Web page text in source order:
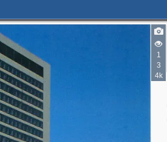
1
3
4k